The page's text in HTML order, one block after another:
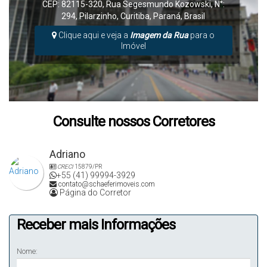
CEP: 82115-320, Rua Segesmundo Kozowski,N°:
294,Pilarzinho,Curitiba, Paraná, Brasil
Clique aqui e veja a Imagem da Ruapara o
Imóvel
Consulte nossos Corretores
Adriano
CRECI15879/PR
+55 (41) 99994-3929
contato@schaeferimoveis.com
Página do Corretor
Receber mais Informações
Nome: